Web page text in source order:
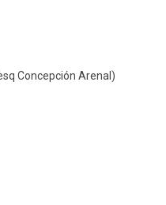
Concepción Arenal)